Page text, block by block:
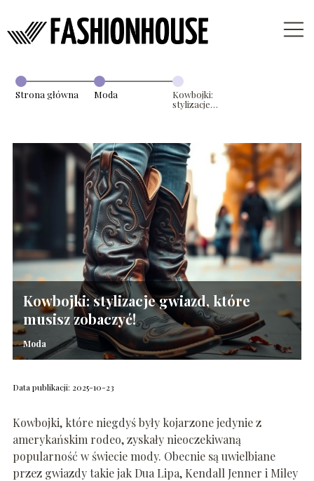
Strona główna Moda
Kowbojki:
stylizacje
Kowbojki: stylizacje gwiazd, które
musisz zobaczyć!
Moda
Data publikacji: 2025-10-23
Kowbojki, które niegdyś były kojarzone jedynie z
amerykańskim rodeo, zyskały nieoczekiwaną
popularność w świecie mody. Obecnie są uwielbiane
przez gwiazdy takie jak Dua Lipa, Kendall Jenner i Miley